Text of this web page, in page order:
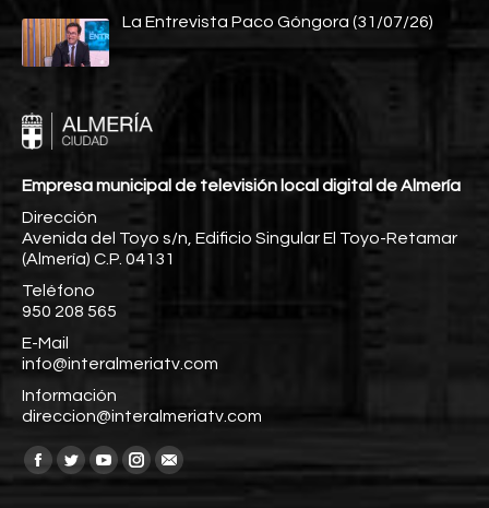
La Entrevista Paco Góngora (31/07/26)
Empresa municipal de televisión local digital de Almería
Dirección
Avenida del Toyo s/n, Edificio Singular El Toyo-Retamar
(Almería) C.P. 04131
Teléfono
950 208 565
E-Mail
info@interalmeriatv.com
Información
direccion@interalmeriatv.com
Encuéntranos en:
Facebook
TwitterYouTube
Instagram
Mail